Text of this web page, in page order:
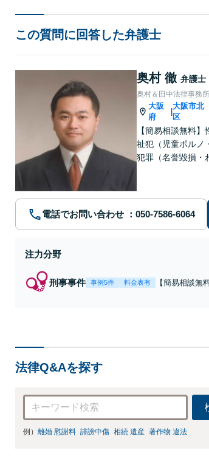
この質問に回答した弁護士
奥村 徹 弁護士
奥村＆田中法律事務所
大阪
府
|
大阪市北
区
【簡易相談無料
祉犯（児童ポルノ
犯罪（名誉毀損・
電話でお問い合わせ
注力分野
刑事事件 事例5件 料金表有
【簡易相談無
法律Q&Aを探す
例） 離婚 慰謝料 誹謗中傷 相続 遺産 著作物 違法